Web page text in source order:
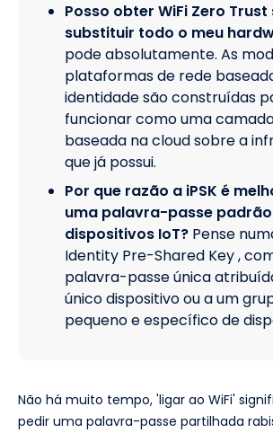
Posso obter WiFi Zero Trust
substituir todo o meu
pode absolutamente. As
plataformas de rede
identidade são construídas
funcionar como uma
baseada na cloud sobre a
que já possui.
Por que razão a iPSK é
uma palavra-passe
dispositivos IoT? Pense
Identity Pre-Shared Key ,
palavra-passe única
único dispositivo ou a um
pequeno e específico de
Não há muito tempo, 'ligar ao WiFi'
pedir uma palavra-passe partilhada